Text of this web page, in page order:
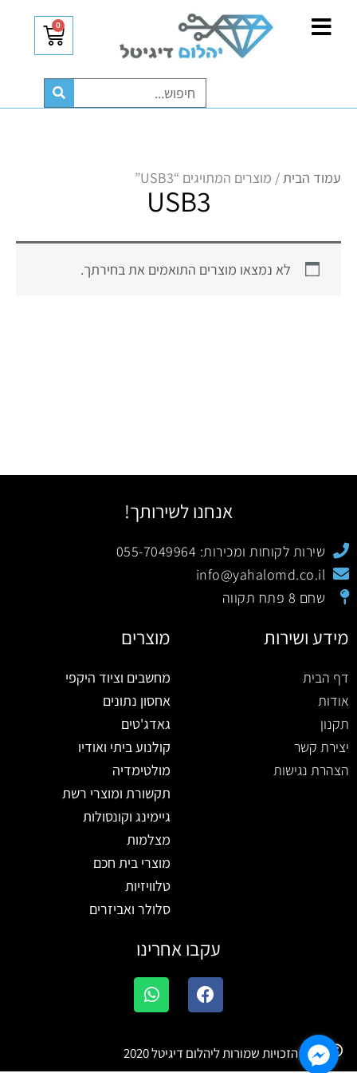
לתוכן
0
עגלת
קניות
חיפוש
עמוד הבית/ מוצרים המתויגים “USB3”
USB3
לא נמצאו מוצרים התואמים את בחירתך.
אנחנו לשירותך!
שירות לקוחות ומכירות: 055-7049964
info@yahalomd.co.il
שחם 8 פתח תקווה
מידע ושירות
דף הבית
אודות
תקנון
יצירת קשר
הצהרת נגישות
מוצרים
מחשבים וציוד היקפי
אחסון נתונים
גאדג'טים
קולנוע ביתי ואודיו
מולטימדיה
תקשורת ומוצרי רשת
גיימינג וקונסולות
מצלמות
מוצרי בית חכם
טלוויזיות
סלולר ואביזרים
עקבו אחרינו
F
a
b
W
h
sכל הזכויות שמורות ליהלום דיגיטל 2020